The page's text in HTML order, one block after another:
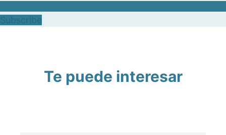
Te puede interesar